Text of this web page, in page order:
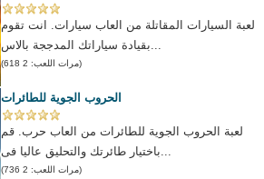
لعبة السيارات المقاتلة من العاب سيارات. انت تقوم
(مرات اللعب: 2 618)
الحروب الجوية للطائرات
لعبة الحروب الجوية للطائرات من العاب حرب. قم
(مرات اللعب: 2 736)